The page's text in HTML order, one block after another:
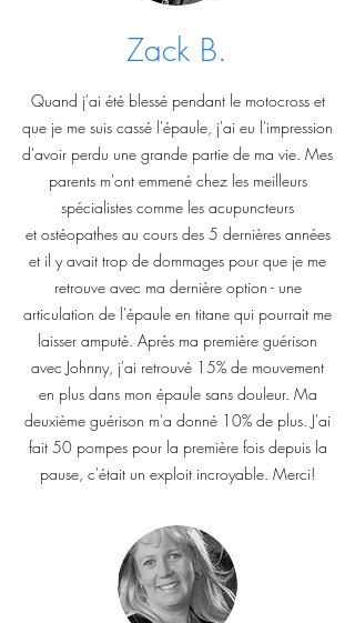
Zack B.
Quand j'ai été blessé pendant le motocross et
que je me suis cassé l'épaule, j'ai eu l'impression
d'avoir perdu une grande partie de ma vie. Mes
parents m'ont emmené chez les meilleurs
spécialistes comme les acupuncteurs
et ostéopathes au cours des 5 dernières années
et il y avait trop de dommages pour que je me
retrouve avec ma dernière option - une
articulation de l'épaule en titane qui pourrait me
laisser amputé. Après ma première guérison
avec Johnny, j'ai retrouvé 15% de mouvement
en plus dans mon épaule sans douleur. Ma
deuxième guérison m'a donné 10% de plus. J'ai
fait 50 pompes pour la première fois depuis la
pause, c'était un exploit incroyable. Merci!